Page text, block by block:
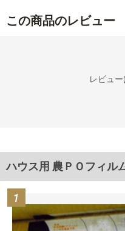
この商品のレビュー
レビュー
ハウス用 農ＰＯフィル